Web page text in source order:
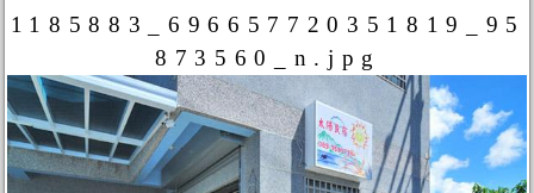
1185883_696657720351819_95
873560_n.jpg